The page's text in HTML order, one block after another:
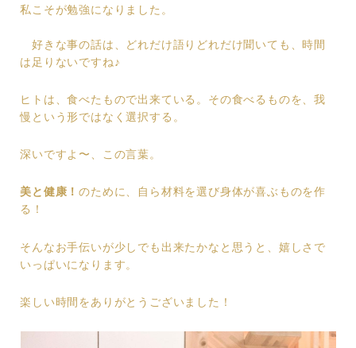
私こそが勉強になりました。
好きな事の話は、どれだけ語りどれだけ聞いても、時間
は足りないですね♪
ヒトは、食べたもので出来ている。その食べるものを、我
慢という形ではなく選択する。
深いですよ〜、この言葉。
美と健康！のために、自ら材料を選び身体が喜ぶものを作
る！
そんなお手伝いが少しでも出来たかなと思うと、嬉しさで
いっぱいになります。
楽しい時間をありがとうございました！